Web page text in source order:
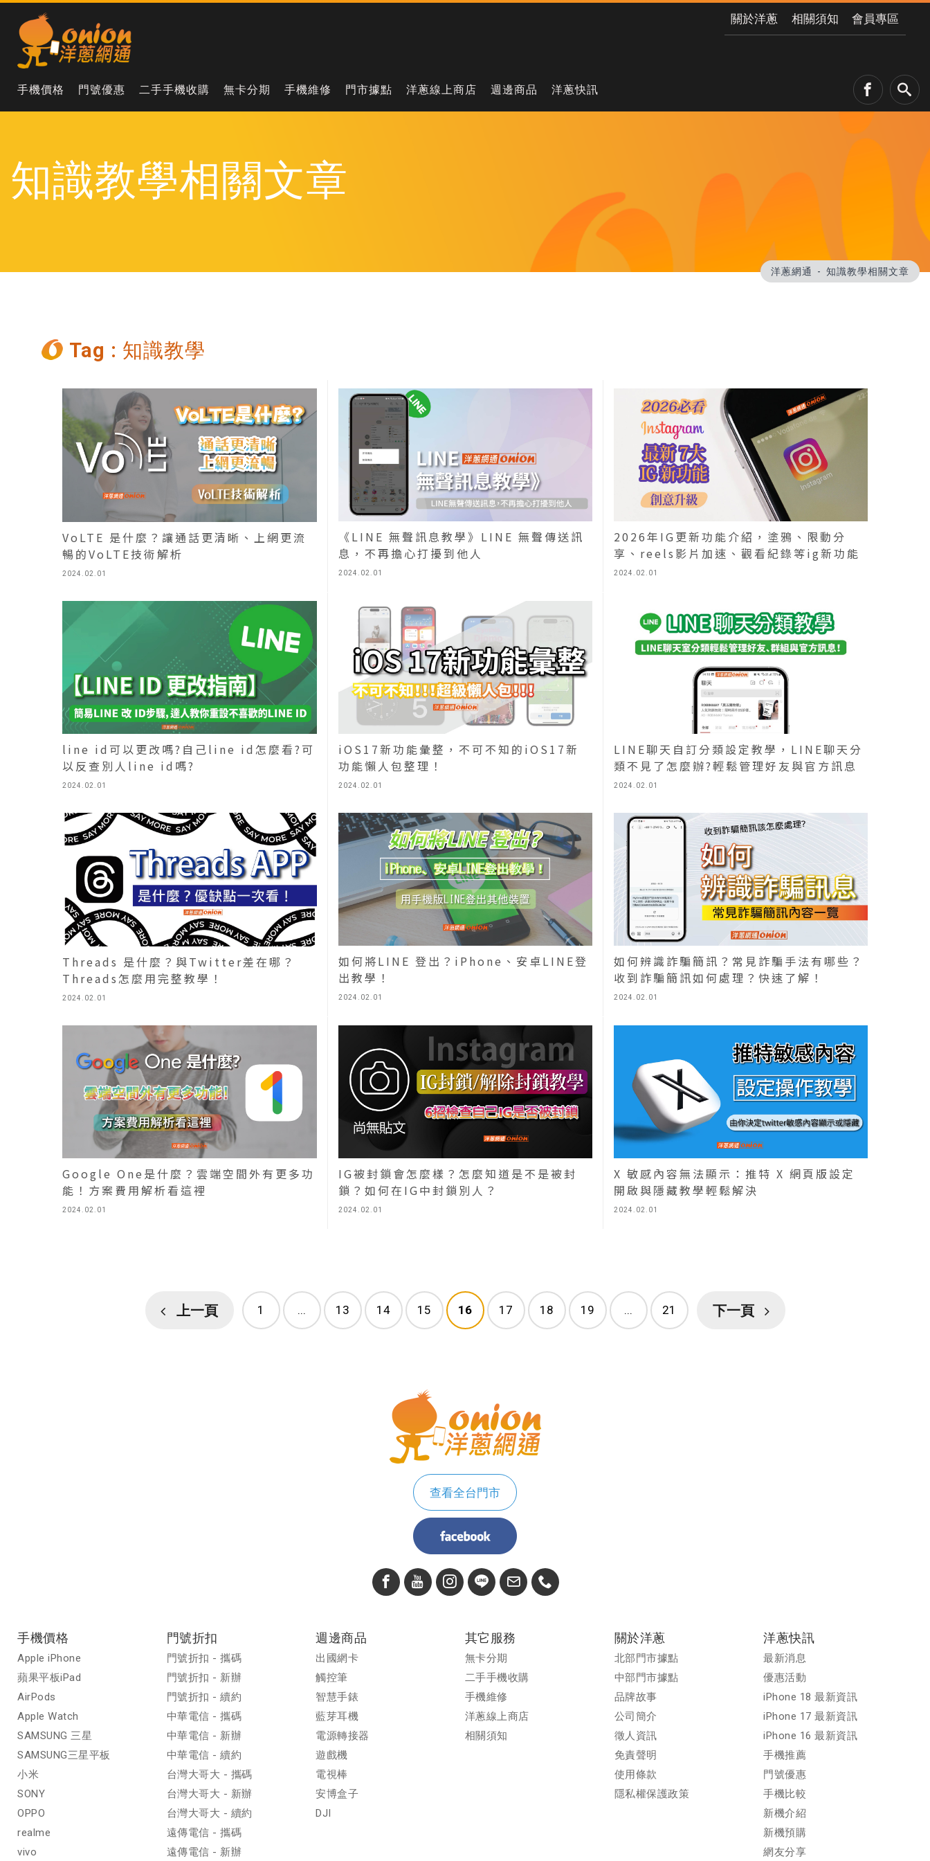
關於洋蔥 相關須知 會員專區
手機價格 門號優惠 二手手機收購 無卡分期 手機維修 門市據點 洋蔥線上商店 週邊商品 洋蔥快訊
知識教學相關文章
洋蔥網通 知識教學相關文章
Tag : 知識教學
2024.02.01
VoLTE 是什麼？讓通話更清晰、上網更流
暢的VoLTE技術解析
2024.02.01
《LINE 無聲訊息教學》LINE 無聲傳送訊
息，不再擔心打擾到他人
2024.02.01
2026年IG更新功能介紹，塗鴉、限動分
享、reels影片加速、觀看紀錄等ig新功能
2024.02.01
line id可以更改嗎?自己line id怎麼看?可
以反查別人line id嗎?
2024.02.01
iOS17新功能彙整，不可不知的iOS17新
功能懶人包整理！
2024.02.01
LINE聊天自訂分類設定教學，LINE聊天分
類不見了怎麼辦?輕鬆管理好友與官方訊息
2024.02.01
Threads 是什麼？與Twitter差在哪？
Threads怎麼用完整教學！
2024.02.01
如何將LINE 登出？iPhone、安卓LINE登
出教學！
2024.02.01
如何辨識詐騙簡訊？常見詐騙手法有哪些？
收到詐騙簡訊如何處理？快速了解！
2024.02.01
Google One是什麼？雲端空間外有更多功
能！方案費用解析看這裡
2024.02.01
IG被封鎖會怎麼樣？怎麼知道是不是被封
鎖？如何在IG中封鎖別人？
2024.02.01
X 敏感內容無法顯示：推特 X 網頁版設定
開啟與隱藏教學輕鬆解決
上一頁 1 ... 13 14 15 16 17 18 19 ... 21 下一頁
查看全台門市
手機價格
Apple iPhone
蘋果平板iPad
AirPods
Apple Watch
SAMSUNG 三星
SAMSUNG三星平板
小米
SONY
OPPO
realme
vivo
門號折扣
門號折扣 - 攜碼
門號折扣 - 新辦
門號折扣 - 續約
中華電信 - 攜碼
中華電信 - 新辦
中華電信 - 續約
台灣大哥大 - 攜碼
台灣大哥大 - 新辦
台灣大哥大 - 續約
遠傳電信 - 攜碼
遠傳電信 - 新辦
週邊商品
出國網卡
觸控筆
智慧手錶
藍芽耳機
電源轉接器
遊戲機
電視棒
安博盒子
DJI
其它服務
無卡分期
二手手機收購
手機維修
洋蔥線上商店
相關須知
關於洋蔥
北部門市據點
中部門市據點
品牌故事
公司簡介
徵人資訊
免責聲明
使用條款
隱私權保護政策
洋蔥快訊
最新消息
優惠活動
iPhone 18 最新資訊
iPhone 17 最新資訊
iPhone 16 最新資訊
手機推薦
門號優惠
手機比較
新機介紹
新機預購
網友分享